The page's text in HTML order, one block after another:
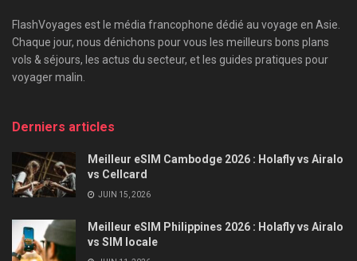
FlashVoyages est le média francophone dédié au voyage en Asie.
Chaque jour, nous dénichons pour vous les meilleurs bons plans
vols & séjours, les actus du secteur, et les guides pratiques pour
voyager malin.
Derniers articles
Meilleur eSIM Cambodge 2026 : Holafly vs Airalo
vs Cellcard
JUIN 15, 2026
Meilleur eSIM Philippines 2026 : Holafly vs Airalo
vs SIM locale